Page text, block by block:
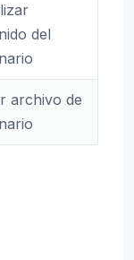
del
archivo de